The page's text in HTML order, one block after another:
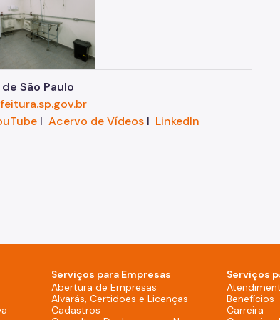
São Paulo
I Acervo de VídeosI LinkedIn
- Desktop)
Serviços para Empresas
Abertura de Empresas
Alvarás, Certidões e Licenças
Cadastros
Serviços
Benefícios
Carreira